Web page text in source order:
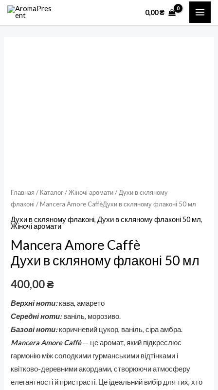
Перейти
0,00₴
Главная / Каталог/Жіночі аромати/ Духи в скляному
флаконі / Mancera Amore CaffèДухи в скляному флаконі 50 мл
Духи в скляному флаконі,Духи в скляному флаконі 50 мл,
Жіночі аромати
Mancera Amore Caffè
Духи в скляному флаконі 50 мл
400,00₴
Верхні ноти:кава, амарето
Середні ноти:ваніль, морозиво.
Базові ноти:коричневий цукор, ваніль, сіра амбра.
Mancera Amore Caffè— це аромат, який підкреслює
гармонію між солодкими гурманськими відтінками і
квітково-деревними акордами, створюючи атмосферу
елегантності й пристрасті. Це ідеальний вибір для тих, хто